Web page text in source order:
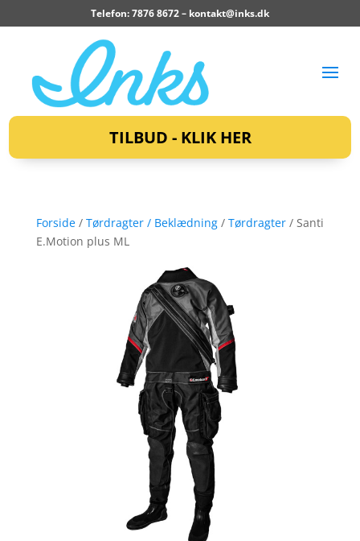
Telefon: 7876 8672 – kontakt@inks.dk
TILBUD - KLIK HER
Forside/ Tørdragter / Beklædning/ Tørdragter/ Santi
E.Motion plus ML